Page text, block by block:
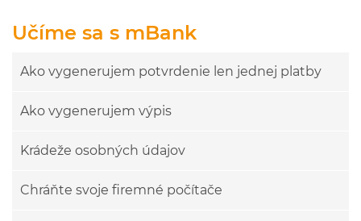
Učíme sa s mBank
Ako vygenerujem potvrdenie len jednej platby
Ako vygenerujem výpis
Krádeže osobných údajov
Chráňte svoje firemné počítače